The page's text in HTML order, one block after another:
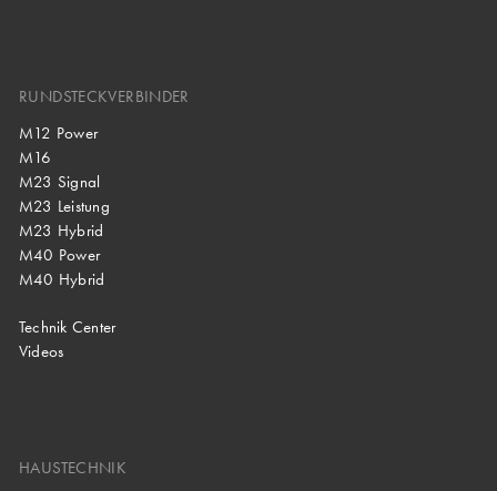
RUNDSTECKVERBINDER
M12 Power
M16
M23 Signal
M23 Leistung
M23 Hybrid
M40 Power
M40 Hybrid
Technik Center
Videos
HAUSTECHNIK